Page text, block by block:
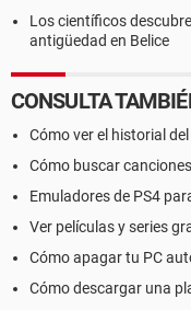
Los científicos
antigüedad en Belice
CONSULTA
Cómo ver el historial
Cómo buscar
Emuladores de PS4
Ver películas y series
Cómo apagar tu PC
Cómo descargar una